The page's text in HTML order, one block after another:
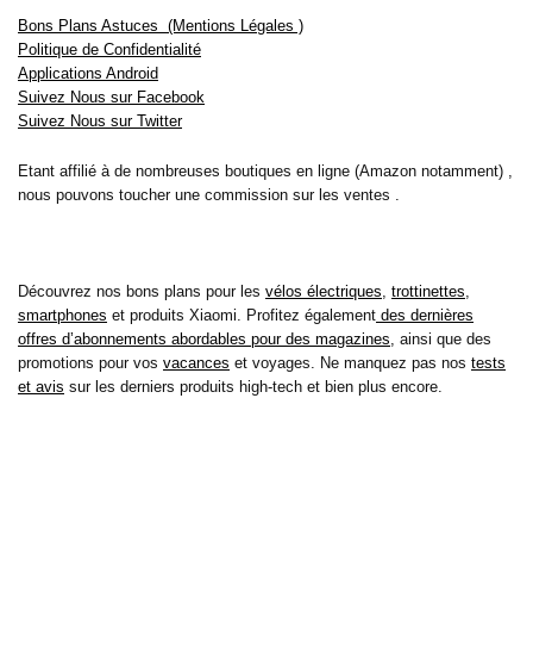
Bons Plans Astuces (Mentions Légales )
Politique de Confidentialité
Applications Android
Suivez Nous sur Facebook
Suivez Nous sur Twitter
Etant affilié à de nombreuses boutiques en ligne (Amazon notamment) ,
nous pouvons toucher une commission sur les ventes .
Découvrez nos bons plans pour les vélos électriques, trottinettes,
smartphones et produits Xiaomi. Profitez également des dernières
offres d’abonnements abordables pour des magazines, ainsi que des
promotions pour vos vacances et voyages. Ne manquez pas nos tests
et avis sur les derniers produits high-tech et bien plus encore.